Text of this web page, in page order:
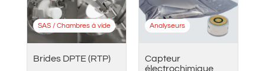
Brides DPTE (RTP)
SAS / Chambres à vide
Capteur
électrochimique
Analyseurs